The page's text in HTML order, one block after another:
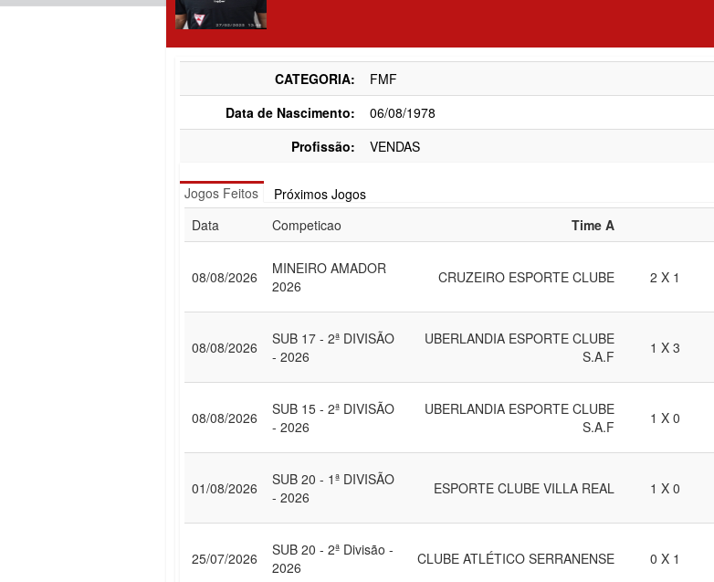
CATEGORIA:
FMF
Data de Nascimento:
06/08/1978
Profissão:
VENDAS
Jogos Feitos
Próximos Jogos
Data
Competicao Time A
08/08/2026
MINEIRO AMADOR
2026
CRUZEIRO ESPORTE CLUBE 2 X 1
08/08/2026
SUB 17 - 2ª DIVISÃO
- 2026
UBERLANDIA ESPORTE CLUBE
S.A.F
1 X 3
08/08/2026
SUB 15 - 2ª DIVISÃO
- 2026
UBERLANDIA ESPORTE CLUBE
S.A.F
1 X 0
01/08/2026
SUB 20 - 1ª DIVISÃO
- 2026
ESPORTE CLUBE VILLA REAL 1 X 0
25/07/2026
SUB 20 - 2ª Divisão -
2026
CLUBE ATLÉTICO SERRANENSE 0 X 1